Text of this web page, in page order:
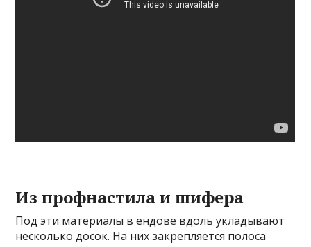
Из профнастила и шифера
Под эти материалы в ендове вдоль укладывают
несколько досок. На них закрепляется полоса